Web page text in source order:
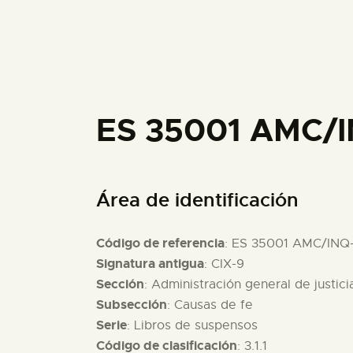
ES 35001
Área de identificación
Código de referencia: ES 35001 AMC/
Signatura antigua: CIX-9
Sección: Administración general de
Subsección: Causas de fe
Serie: Libros de suspensos
Código de clasificación: 3.1.1